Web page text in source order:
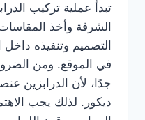
تبدأ عملية تركيب
الشرفة وأخذ
التصميم وتنفيذه داخل
في الموقع. ومن
جدًا، لأن الدرابزين
ديكور. لذلك يجب